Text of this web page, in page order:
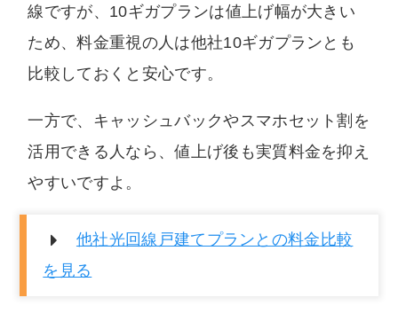
線ですが、10ギガプランは値上げ幅が大きい
ため、料金重視の人は他社10ギガプランとも
比較しておくと安心です。
一方で、キャッシュバックやスマホセット割を
活用できる人なら、値上げ後も実質料金を抑え
やすいですよ。
他社光回線戸建てプランとの料金比較
を見る